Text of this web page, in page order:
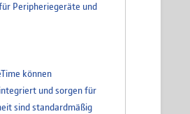
Peripheriegeräte und
können
und sorgen für
sind standardmäßig